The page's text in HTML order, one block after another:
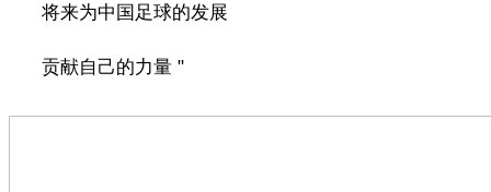
将来为中国足球的发展
贡献自己的力量 "